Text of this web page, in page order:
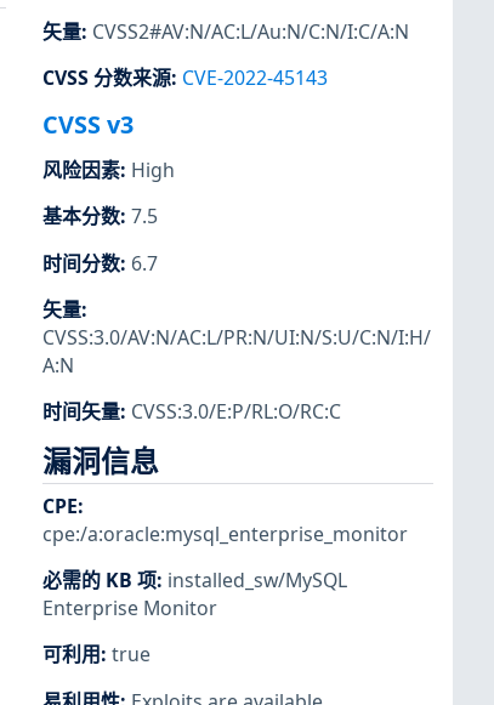
矢量: CVSS2#AV:N/AC:L/Au:N/C:N/I:C/A:N
CVSS 分数来源: CVE-2022-45143
CVSS v3
风险因素: High
基本分数: 7.5
时间分数: 6.7
矢量:
CVSS:3.0/AV:N/AC:L/PR:N/UI:N/S:U/C:N/I:H/
A:N
时间矢量: CVSS:3.0/E:P/RL:O/RC:C
漏洞信息
CPE:
cpe:/a:oracle:mysql_enterprise_monitor
必需的 KB 项: installed_sw/MySQL
Enterprise Monitor
可利用: true